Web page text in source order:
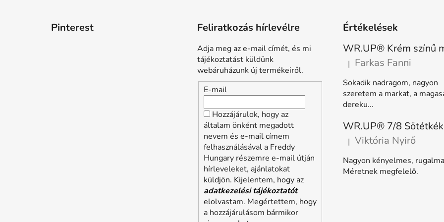
Pinterest Feliratkozás hírlevélre
Adja meg az e-mail címét, és mi
tájékoztatást küldünk
webáruházunk új termékeiről.
E-mail
Hozzájárulok, hogy az
általam önként megadott
nevem és e-mail címem
felhasználásával a Freddy
Hungary részemre e-mail útján
hírleveleket, ajánlatokat
küldjön. Kijelentem, hogy az
adatkezelési tájékoztatót
elolvastam. Megértettem, hogy
a hozzájárulásom bármikor
Értékelések
A termék értékelése 5-ből 5
| Farkas Fanni
Sokadik nadragom, nagyon
szeretem a markat, a
dereku...
A termék értékelése 5-ből 5
| Viktória Nyirő
Nagyon kényelmes,
Méretnek megfelelő.